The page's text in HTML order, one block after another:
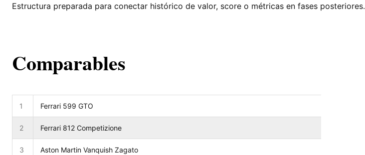
Estructura preparada para conectar histórico de valor, score o métricas en fases posteriores.
Comparables
1 Ferrari 599 GTO
2 Ferrari 812 Competizione
3 Aston Martin Vanquish Zagato